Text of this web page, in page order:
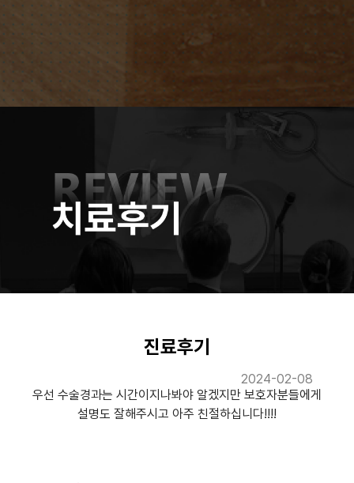
진료후기
2024-02-08
우선 수술경과는 시간이지나봐야 알겠지만 보호자분들에게
설명도 잘해주시고 아주 친절하십니다!!!!